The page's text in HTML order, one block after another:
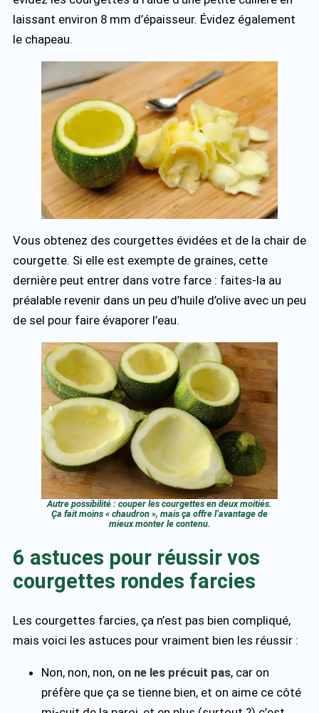
laissant environ 8 mm d’épaisseur. Évidez également
le chapeau.
Vous obtenez des courgettes évidées et de la chair de
courgette. Si elle est exempte de graines, cette
dernière peut entrer dans votre farce : faites-la au
préalable revenir dans un peu d’huile d’olive avec un peu
de sel pour faire évaporer l’eau.
Autre possibilité : couper les courgettes en deux moitiés.
Ça fait moins « chaudron », mais ça offre l’avantage de
mieux monter le contenu.
6 astuces pour réussir vos
courgettes rondes farcies
Les courgettes farcies, ça n’est pas bien compliqué,
mais voici les astuces pour vraiment bien les réussir :
Non, non, non, on ne les précuit pas, car on
préfère que ça se tienne bien, et on aime ce côté